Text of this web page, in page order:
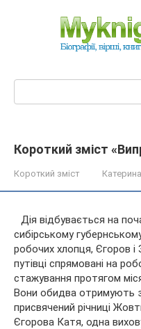
Короткий зміст
Короткий зміст
Дія відбувається на
сибірському
робочих хлопця, Єгоров і
путівці спрямовані на
стажування протягом
Вони обидва отримують
присвячений річниці
Єгорова Катя, одна